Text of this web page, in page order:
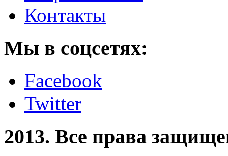
Контакты
Мы в соцсетях:
Facebook
Twitter
2013. Все права